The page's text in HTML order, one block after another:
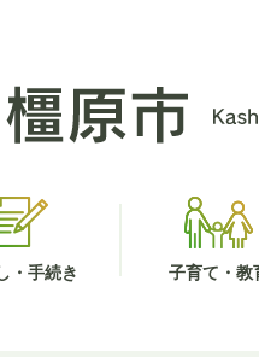
・手続き 子育て・教